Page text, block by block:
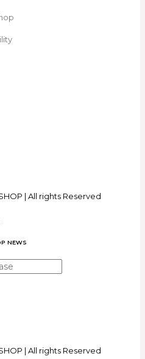
| All rights Reserved
NEWS
| All rights Reserved